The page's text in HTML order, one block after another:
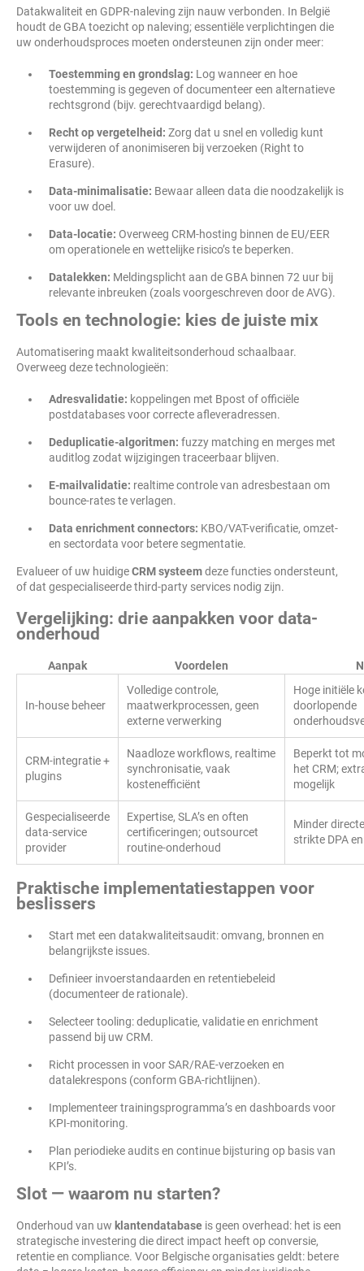
Datakwaliteit en GDPR-naleving zijn nauw verbonden. In België
houdt de GBA toezicht op naleving; essentiële verplichtingen die
uw onderhoudsproces moeten ondersteunen zijn onder meer:
Toestemming en grondslag: Log wanneer en hoe
toestemming is gegeven of documenteer een alternatieve
rechtsgrond (bijv. gerechtvaardigd belang).
Recht op vergetelheid: Zorg dat u snel en volledig kunt
verwijderen of anonimiseren bij verzoeken (Right to
Erasure).
Data-minimalisatie: Bewaar alleen data die noodzakelijk is
voor uw doel.
Data-locatie: Overweeg CRM-hosting binnen de EU/EER
om operationele en wettelijke risico’s te beperken.
Datalekken: Meldingsplicht aan de GBA binnen 72 uur bij
relevante inbreuken (zoals voorgeschreven door de AVG).
Tools en technologie: kies de juiste mix
Automatisering maakt kwaliteitsonderhoud schaalbaar.
Overweeg deze technologieën:
Adresvalidatie: koppelingen met Bpost of officiële
postdatabases voor correcte afleveradressen.
Deduplicatie-algoritmen: fuzzy matching en merges met
auditlog zodat wijzigingen traceerbaar blijven.
E-mailvalidatie: realtime controle van adresbestaan om
bounce-rates te verlagen.
Data enrichment connectors: KBO/VAT-verificatie, omzet-
en sectordata voor betere segmentatie.
Evalueer of uw huidigeCRM systeemdeze functies ondersteunt,
of dat gespecialiseerde third-party services nodig zijn.
Vergelijking: drie aanpakken voor data-
onderhoud
Aanpak Voordelen
In-house beheer
Volledige controle,
maatwerkprocessen, geen
externe verwerking
Hoge initiële
doorlopende
CRM-integratie +
plugins
Naadloze workflows, realtime
synchronisatie, vaak
kostenefficiënt
Beperkt tot
het CRM;
mogelijk
Gespecialiseerde
data-service
provider
Expertise, SLA’s en often
certificeringen; outsourcet
routine-onderhoud
Minder
strikte DPA
Praktische implementatiestappen voor
beslissers
Start met een datakwaliteitsaudit: omvang, bronnen en
belangrijkste issues.
Definieer invoerstandaarden en retentiebeleid
(documenteer de rationale).
Selecteer tooling: deduplicatie, validatie en enrichment
passend bij uw CRM.
Richt processen in voor SAR/RAE-verzoeken en
datalekrespons (conform GBA-richtlijnen).
Implementeer trainingsprogramma’s en dashboards voor
KPI-monitoring.
Plan periodieke audits en continue bijsturing op basis van
KPI’s.
Slot — waarom nu starten?
Onderhoud van uw klantendatabase is geen overhead: het is een
strategische investering die direct impact heeft op conversie,
retentie en compliance. Voor Belgische organisaties geldt: betere